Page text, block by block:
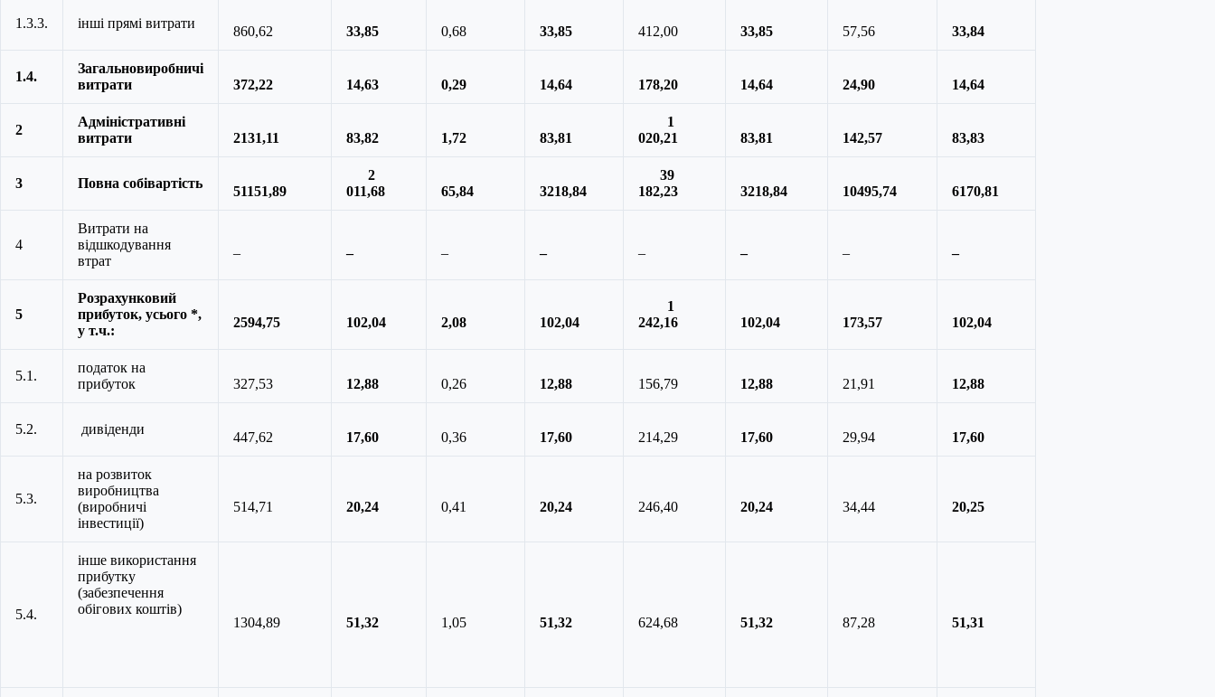
1.3.3. інші прямі витрати
860,62 33,85 0,68 33,85 412,00 33,85 57,56 33,84
1.4.
Загальновиробничі
витрати
372,22 14,63 0,29 14,64 178,20 14,64 24,90 14,64
2
Адміністративні
витрати
2131,11 83,82 1,72 83,81
1
020,21
83,81 142,57 83,83
3 Повна собівартість
51151,89
2
011,68
65,84 3218,84
39
182,23
3218,84 10495,74 6170,81
4
Витрати на
відшкодування
втрат
– – – – – – – –
5
Розрахунковий
прибуток, усього *,
у т.ч.:
2594,75 102,04 2,08 102,04
1
242,16
102,04 173,57 102,04
5.1.
податок на
прибуток
327,53 12,88 0,26 12,88 156,79 12,88 21,91 12,88
5.2. дивіденди
447,62 17,60 0,36 17,60 214,29 17,60 29,94 17,60
5.3.
на розвиток
виробництва
(виробничі
інвестиції)
514,71 20,24 0,41 20,24 246,40 20,24 34,44 20,25
5.4.
інше використання
прибутку
(забезпечення
обігових коштів)
1304,89
51,32 1,05 51,32 624,68 51,32 87,28 51,31